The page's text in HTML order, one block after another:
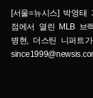
[서울=뉴시스] 박영
점에서 열린 MLB 브
병현, 더스틴 니퍼트